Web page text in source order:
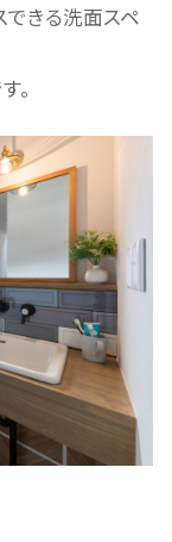
きる洗面スペ
。